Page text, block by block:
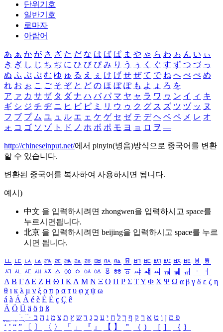
단위기호
일반기호
로마자
아랍어
あ ぁ か が さ ざ た だ な は ば ぱ ま や ゃ ら わ ゎ ん い ぃ
き ぎ し じ ち ぢ に ひ び ぴ み り う ぅ く ぐ す ず つ づ っ
ぬ ふ ぶ ぷ む ゆ ゅ る え ぇ け げ せ ぜ て で ね へ べ ぺ め
れ お ぉ こ ご そ ぞ と ど の ほ ぼ ぽ も よ ょ ろ を
ア ァ カ サ ザ タ ダ ナ ハ バ パ マ ヤ ャ ラ ワ ヮ ン イ ィ キ
ギ シ ジ チ ヂ ニ ヒ ビ ピ ミ リ ウ ゥ ク グ ス ズ ツ ヅ ッ ヌ
フ ブ プ ム ユ ュ ル エ ェ ケ ゲ セ ゼ テ デ ヘ ベ ペ メ レ オ
ォ コ ゴ ソ ゾ ト ド ノ ホ ボ ポ モ ヨ ョ ロ ヲ ―
http://chineseinput.net/에서 pinyin(병음)방식으로 중국어를 변환
할 수 있습니다.
변환된 중국어를 복사하여 사용하시면 됩니다.
예시)
中文 을 입력하시려면 zhongwen을 입력하시고 space를
누르시면됩니다.
北京 을 입력하시려면 beijing을 입력하시고 space를 누르
시면 됩니다.
ㅥ ㅦ ㅧ ㅨ ㅩ ㅪ ㅫ ㅬ ㅭ ㅮ ㅯ ㅰ ㅱ ㅲ ㅳ ㅴ ㅵ ㅶ ㅷ ㅸ
ㅹ
ㅺ ㅻ ㅼ ㅽ ㅾ ㅿ ㆀ ㆁ ㆂ ㆃ ㆄ ㆅ ㆆ ㆇ ㆈ ㆉ ㆊ ㆋ ㆌ ㆍ
ㆎ
Α Β ΓΔ Ε Ζ Η Θ Ι ΚΛ Μ Ν Ξ Ο Π Ρ Σ ΤΥ Φ Χ Ψ Ω α β γ δ ε ζ η
θ ι κ λ μ ν ξ ο π ρ σ τ υ φ χ ψ ω
á à Á À é è É È ç Ç ê
Ä Ö Ü ä ö ü ß
ִֶֹ ֻּ ׁׂ פ ם ן ו ט א ר ק ף ך ל ח י ע כ ג ד ש ץ ת צ מ נ ה ב
‘ ’ “ ” 〔 〕 〈 〉 「 」 『 』 【 】 ＂ （ ） ［ ］ ｛ ｝